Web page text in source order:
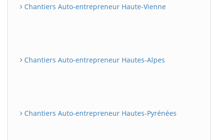
Chantiers Auto-entrepreneur Haute-Vienne
Chantiers Auto-entrepreneur Hautes-Alpes
Chantiers Auto-entrepreneur Hautes-Pyrénées